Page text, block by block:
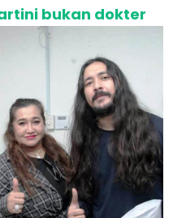
bukan dokter